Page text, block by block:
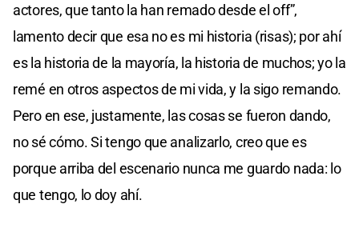
actores, que tanto la han remado desde el off”,
lamento decir que esa no es mi historia (risas); por ahí
es la historia de la mayoría, la historia de muchos; yo la
remé en otros aspectos de mi vida, y la sigo remando.
Pero en ese, justamente, las cosas se fueron dando,
no sé cómo. Si tengo que analizarlo, creo que es
porque arriba del escenario nunca me guardo nada: lo
que tengo, lo doy ahí.